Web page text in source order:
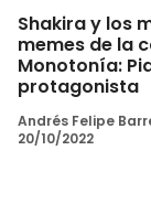
Shakira y los
memes de la
Monotonía:
protagonista
Andrés Felipe
20/10/2022